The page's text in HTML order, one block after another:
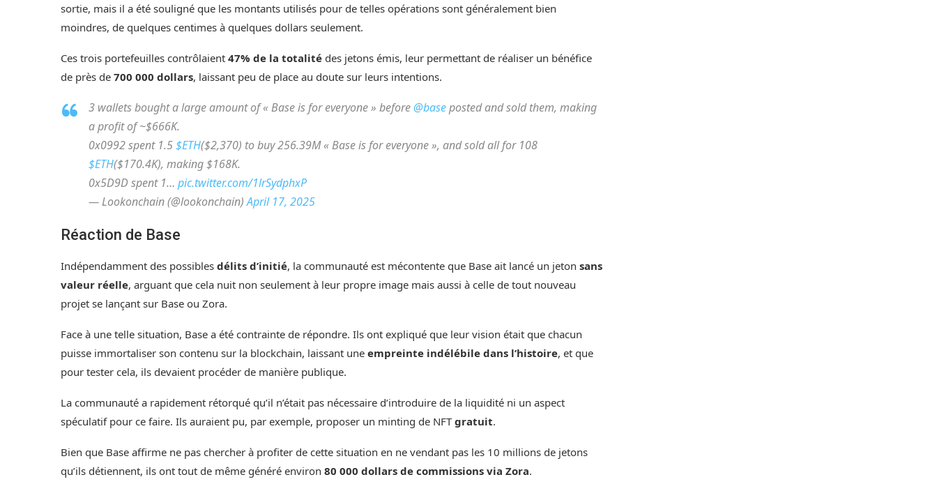
sortie, mais il a été souligné que les montants utilisés pour de telles opérations sont généralement bien
moindres, de quelques centimes à quelques dollars seulement.
Ces trois portefeuilles contrôlaient 47% de la totalité des jetons émis, leur permettant de réaliser un bénéfice
de près de 700 000 dollars, laissant peu de place au doute sur leurs intentions.
3 wallets bought a large amount of « Base is for everyone » before@baseposted and sold them, making
a profit of ~$666K.
0x0992 spent 1.5$ETH($2,370) to buy 256.39M « Base is for everyone », and sold all for 108
$ETH($170.4K), making $168K.
0x5D9D spent 1… pic.twitter.com/1lrSydphxP
— Lookonchain (@lookonchain)April 17, 2025
Réaction de Base
Indépendamment des possibles délits d’initié, la communauté est mécontente que Base ait lancé un jeton sans
valeur réelle, arguant que cela nuit non seulement à leur propre image mais aussi à celle de tout nouveau
projet se lançant sur Base ou Zora.
Face à une telle situation, Base a été contrainte de répondre. Ils ont expliqué que leur vision était que chacun
puisse immortaliser son contenu sur la blockchain, laissant une empreinte indélébile dans l’histoire, et que
pour tester cela, ils devaient procéder de manière publique.
La communauté a rapidement rétorqué qu’il n’était pas nécessaire d’introduire de la liquidité ni un aspect
spéculatif pour ce faire. Ils auraient pu, par exemple, proposer un minting de NFTgratuit.
Bien que Base affirme ne pas chercher à profiter de cette situation en ne vendant pas les 10 millions de jetons
qu’ils détiennent, ils ont tout de même généré environ 80 000 dollars de commissions via Zora.